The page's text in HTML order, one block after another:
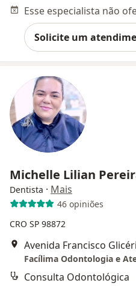
Solicite um
Michelle Lilian
Dentista · Mais
46 opiniões
CRO SP 98872
Avenida Francisco
Facílima Odontologia e
Consulta Odontológica